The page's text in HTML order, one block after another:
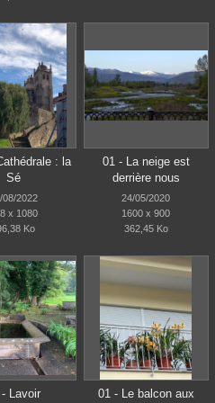
: la
Sé
08/2022
x 1080
Ko
01 - La neige est
derrière nous
24/05/2020
1600 x 900
362,45 Ko
Lavoir 01 - Le balcon aux